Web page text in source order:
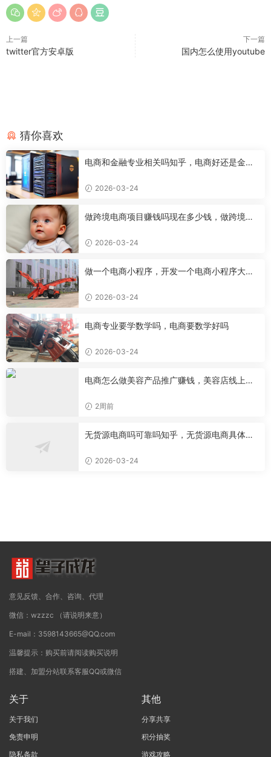
上一篇
twitter官方安卓版
下一篇
国内怎么使用youtube
猜你喜欢
电商和金融专业相关吗知乎，电商好还是金融
2026-03-24
做跨境电商项目赚钱吗现在多少钱，做跨境电
2026-03-24
做一个电商小程序，开发一个电商小程序大约
2026-03-24
电商专业要学数学吗，电商要数学好吗
2026-03-24
电商怎么做美容产品推广赚钱，美容店线上推
2周前
无货源电商吗可靠吗知乎，无货源电商具体是
2026-03-24
意见反馈、合作、咨询、代理
微信：wzzzc （请说明来意）
E-mail：3598143665@QQ.com
温馨提示：购买前请阅读购买说明
搭建、加盟分站联系客服QQ或微信
关于
关于我们
免责申明
隐私条款
其他
分享共享
积分抽奖
游戏攻略